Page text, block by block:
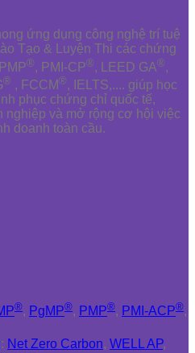
ứng dụng công nghệ trí tuệ
Tạo & Luyện Thi các chứng
®, PMI-CP®, LEED GA®,
® , FCCM®, IELTS,.... giúp học
phục chứng chỉ quốc tế,
nghiệp và mở rộng cơ hội việc
doanh toàn cầu.
®, PgMP®, PMP®, PMI-ACP®,
: Net Zero Carbon, WELL AP,